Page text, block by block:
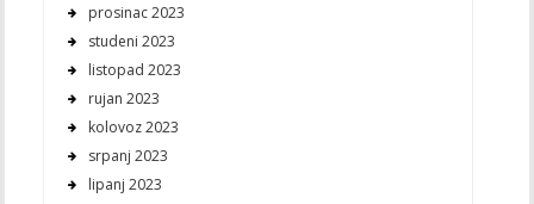
prosinac 2023
studeni 2023
listopad 2023
rujan 2023
kolovoz 2023
srpanj 2023
lipanj 2023